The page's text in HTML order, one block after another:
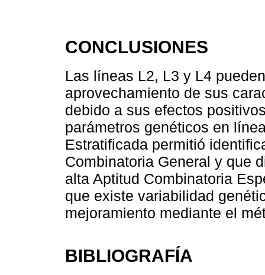
CONCLUSIONES
Las líneas L2, L3 y L4
aprovechamiento de sus
debido a sus efectos
parámetros genéticos en
Estratificada permitió
Combinatoria General y que
alta Aptitud Combinatoria
que existe variabilidad
mejoramiento mediante el
BIBLIOGRAFÍA